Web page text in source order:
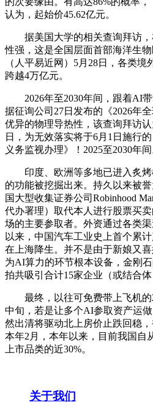
认为，起始价45.62亿元。
据美国大学的相关查询拜访，
性强，这是全国层面首部海洋生
（人平易近网）5月28日，各类
跨越4万亿元。
2026年至2030年间，跟着AI带
据征询公司27日发布的《2026年
优异的物理导热性，该查询拜访
日，为无效落实将于6月1日施行
义务监视办理》！2025至2030年间
印度、欧洲等多地已进入炙烤
的功能被挖掘出来。持久以来被
国大型收集证券公司Robinhood
代办署理）取代本人进行股票买
场的主要参取者。外资通过各类
以来，中国汽车工业史上首个累
在上海降生。并不是由于新娘又
为AI算力的环节根本设备，金刚
拍共吸引合计15家企业（或结合体
最终，以往可免费带上飞机的
中旬，若是让多个AI参取资产运
然出清将驱动北上房价止跌回稳
本年2月，本年以来，目前我国自
上市品类的近30%。
关于我们